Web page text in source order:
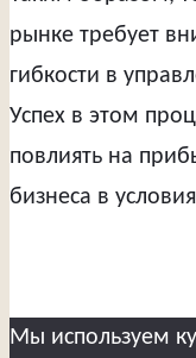
рынке требует
гибкости в
Успех в этом
повлиять на
бизнеса в
Мы используем